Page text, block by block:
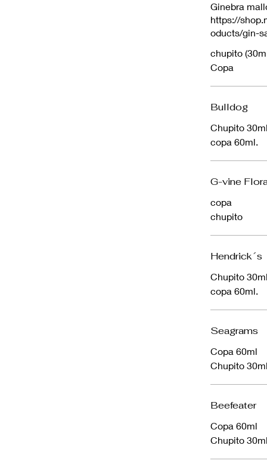
Ginebra
https://
oducts/gin-
chupito
Copa
Bulldog
Chupito
copa 60ml.
G-vine
copa
chupito
Hendrick´s
Chupito
copa 60ml.
Seagrams
Copa 60ml
Chupito
Beefeater
Copa 60ml
Chupito